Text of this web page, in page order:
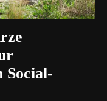
Social-